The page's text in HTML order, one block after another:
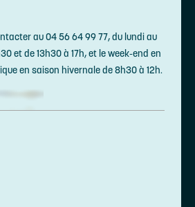
au 04 56 64 99 77, du lundi au
et de 13h30 à 17h, et le week-end en
en saison hivernale de 8h30 à 12h.